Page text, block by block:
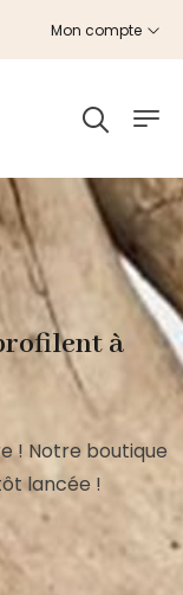
Mon compte
à
! Notre boutique
lancée !